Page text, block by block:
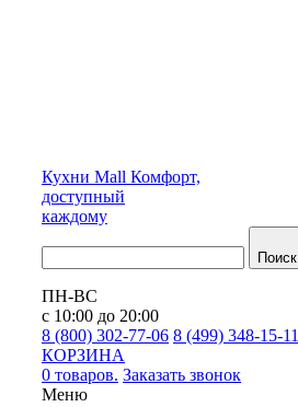
Кухни Mall Комфорт,
доступный
каждому
Поиск
ПН-ВС
с 10:00 до 20:00
8 (800) 302-77-06 8 (499) 348-15-11
КОРЗИНА
0 товаров. Заказать звонок
Меню